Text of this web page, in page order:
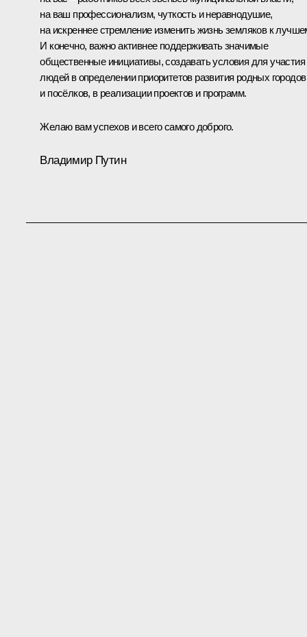
на ваш профессионализм, чуткость и неравнодушие,
на искреннее стремление изменить жизнь земляков к
И конечно, важно активнее поддерживать значимые
общественные инициативы, создавать условия для участия
людей в определении приоритетов развития родных городов
и посёлков, в реализации проектов и программ.
Желаю вам успехов и всего самого доброго.
Владимир Путин